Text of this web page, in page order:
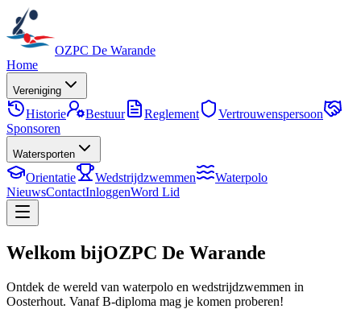
OZPC De Warande
Home
Vereniging
Historie Bestuur Reglement
Vertrouwenspersoon
Sponsoren
Watersporten
Orientatie Wedstrijdzwemmen
Waterpolo
NieuwsContactInloggenWord Lid
Welkom bijOZPC De Warande
Ontdek de wereld van waterpolo en wedstrijdzwemmen in
Oosterhout. Vanaf B-diploma mag je komen proberen!